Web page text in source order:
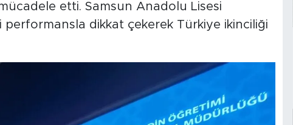
etti. Samsun Anadolu Lisesi
dikkat çekerek Türkiye ikinciliği